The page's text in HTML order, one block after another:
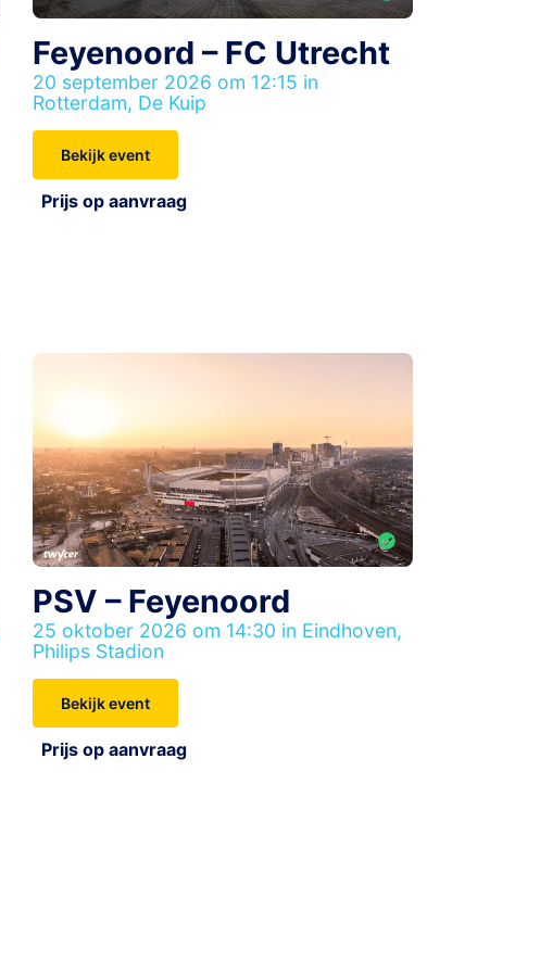
Feyenoord – FC Utrecht
20 september 2026 om 12:15 in
Rotterdam, De Kuip
Bekijk event
Prijs op aanvraag
PSV – Feyenoord
25 oktober 2026 om 14:30 in Eindhoven,
Philips Stadion
Bekijk event
Prijs op aanvraag